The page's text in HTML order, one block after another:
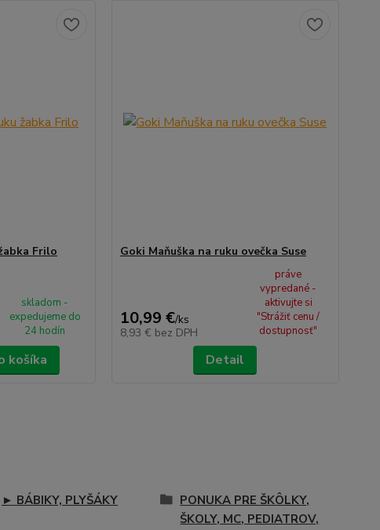
Frilo
skladom -
expedujeme do
24 hodín
košíka
Goki Maňuška na ruku ovečka Suse
10,99 €/ks
8,93 € bez DPH
práve
vypredané -
aktivujte si
"Strážiť cenu /
dostupnosť"
Detail
► BÁBIKY, PLYŠÁKY
PONUKA PRE ŠKÔLKY,
ŠKOLY, MC, PEDIATROV,